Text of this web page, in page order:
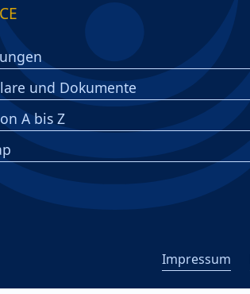
und Dokumente
A bis Z
Impressum